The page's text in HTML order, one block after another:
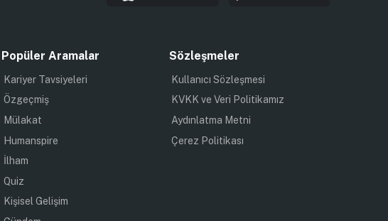
Popüler Aramalar
Kariyer Tavsiyeleri
Özgeçmiş
Mülakat
Humanspire
İlham
Quiz
Kişisel Gelişim
Sözleşmeler
Kullanıcı Sözleşmesi
KVKK ve Veri Politikamız
Aydınlatma Metni
Çerez Politikası